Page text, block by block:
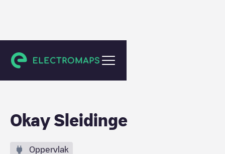
Evergem
Okay Sleidinge
Oppervlak